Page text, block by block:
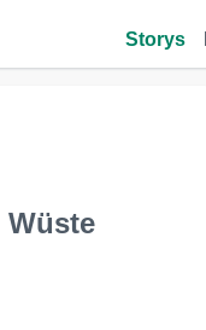
Storys
Wüste